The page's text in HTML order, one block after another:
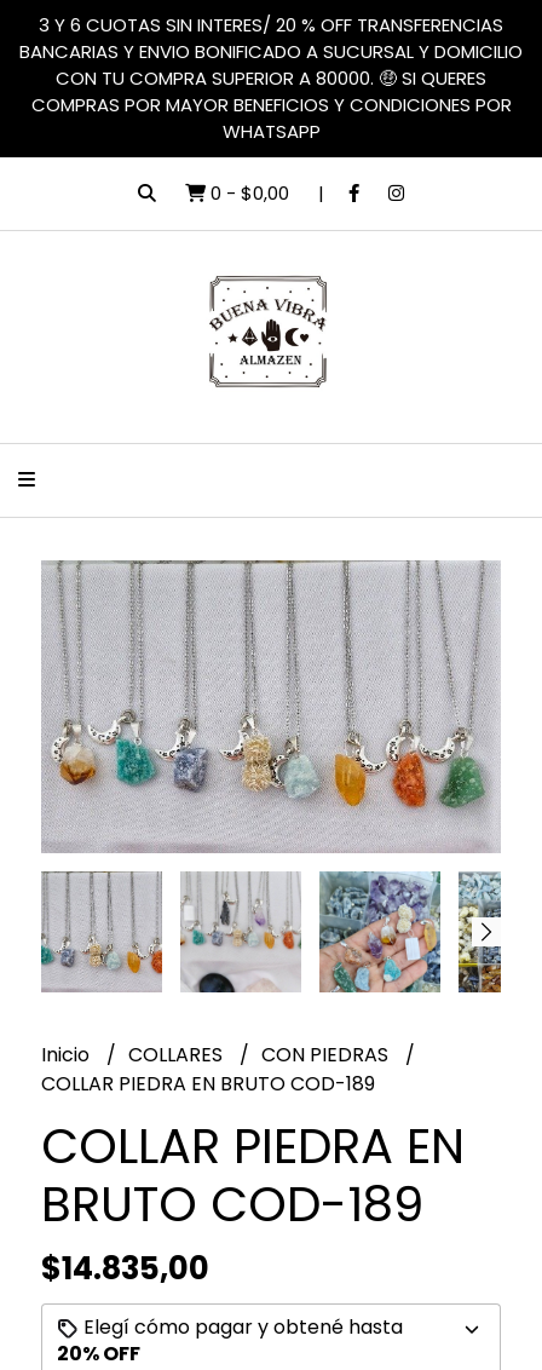
3 Y 6 CUOTAS SIN INTERES/ 20 % OFF TRANSFERENCIAS
BANCARIAS Y ENVIO BONIFICADO A SUCURSAL Y DOMICILIO
CON TU COMPRA SUPERIOR A 80000. 🤑 SI QUERES
COMPRAS POR MAYOR BENEFICIOS Y CONDICIONES POR
WHATSAPP
0 - $0,00
Inicio COLLARES
CON PIEDRAS
COLLAR PIEDRA EN BRUTO COD-189
COLLAR PIEDRA EN
BRUTO COD-189
$14.835,00
Elegí cómo pagar y obtené hasta
20% OFF